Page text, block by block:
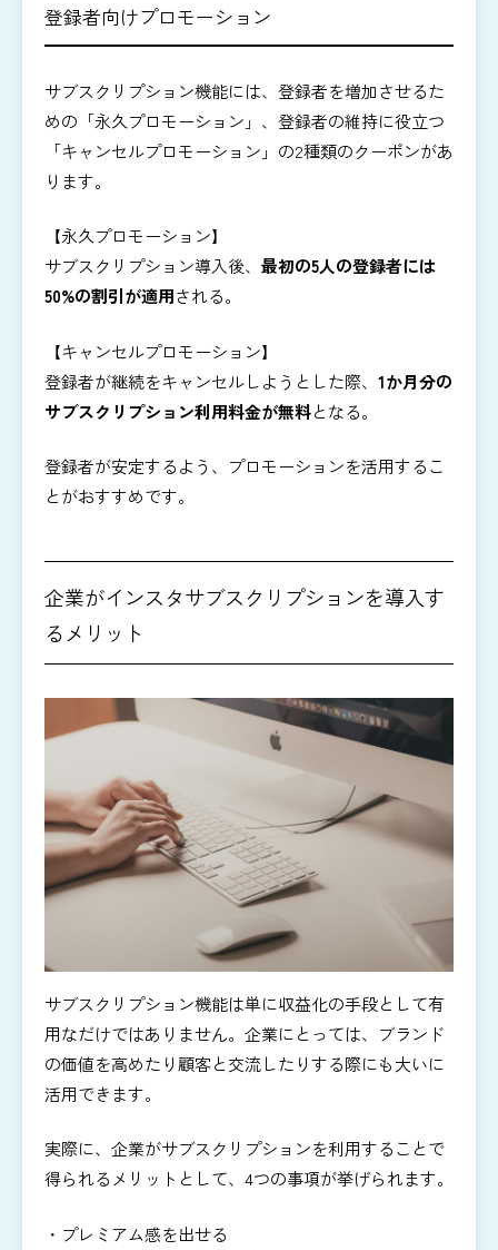
登録者向けプロモーション
サブスクリプション機能には、登録者を増加させるた
めの「永久プロモーション」、登録者の維持に役立つ
「キャンセルプロモーション」の2種類のクーポンがあ
ります。
【永久プロモーション】
サブスクリプション導入後、 最初の5人の登録者には
50%の割引が適用される。
【キャンセルプロモーション】
登録者が継続をキャンセルしようとした際、 1か月分の
サブスクリプション利用料金が無料となる。
登録者が安定するよう、プロモーションを活用するこ
とがおすすめです。
企業がインスタサブスクリプションを導入す
るメリット
サブスクリプション機能は単に収益化の手段として有
用なだけではありません。企業にとっては、ブランド
の価値を高めたり顧客と交流したりする際にも大いに
活用できます。
実際に、企業がサブスクリプションを利用することで
得られるメリットとして、4つの事項が挙げられます。
・プレミアム感を出せる